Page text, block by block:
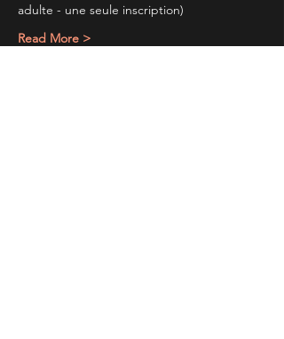
adulte - une seule inscription)
Read More >